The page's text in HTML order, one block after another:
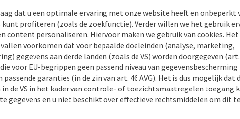
en
(in de zomer) en langlaufski's,
van het hotel (in de winter), evenals de
een vergoeding (afhankelijk van beschikbaarheid,
van bier en de rondleiding door de brouwerij
tot zaterdag
en donderdag
hotel, tafelvoetbal en darts
hotel met 6 e-laadstations - 22kw/h met stekker type 2
dat u een optimale ervaring met onze website heeft en onbeperkt
profiteren (zoals de zoekfunctie). Verder willen we het gebruik
content personaliseren. Hiervoor maken we gebruik van cookies. Het
voorkomen dat voor bepaalde doeleinden (analyse, marketing,
gegevens aan derde landen (zoals de VS) worden doorgegeven
die voor EU-begrippen geen passend niveau van gegevensbescherming
passende garanties (in de zin van art. 46 AVG). Het is dus mogelijk dat
de VS in het kader van controle- of toezichtsmaatregelen toegang
gegevens en u niet beschikt over effectieve rechtsmiddelen om dit